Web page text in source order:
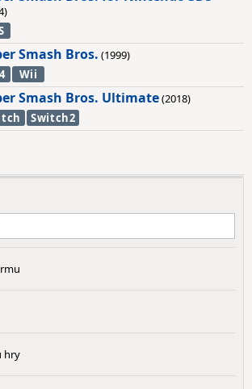
Smash Bros. (1999)
Wii
Smash Bros. Ultimate(2018)
Switch2
hry